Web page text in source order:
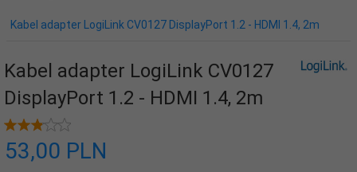
Kabel adapter LogiLink CV0127 DisplayPort 1.2 - HDMI 1.4, 2m
Kabel adapter LogiLink CV0127
DisplayPort 1.2 - HDMI 1.4, 2m
53,00 PLN